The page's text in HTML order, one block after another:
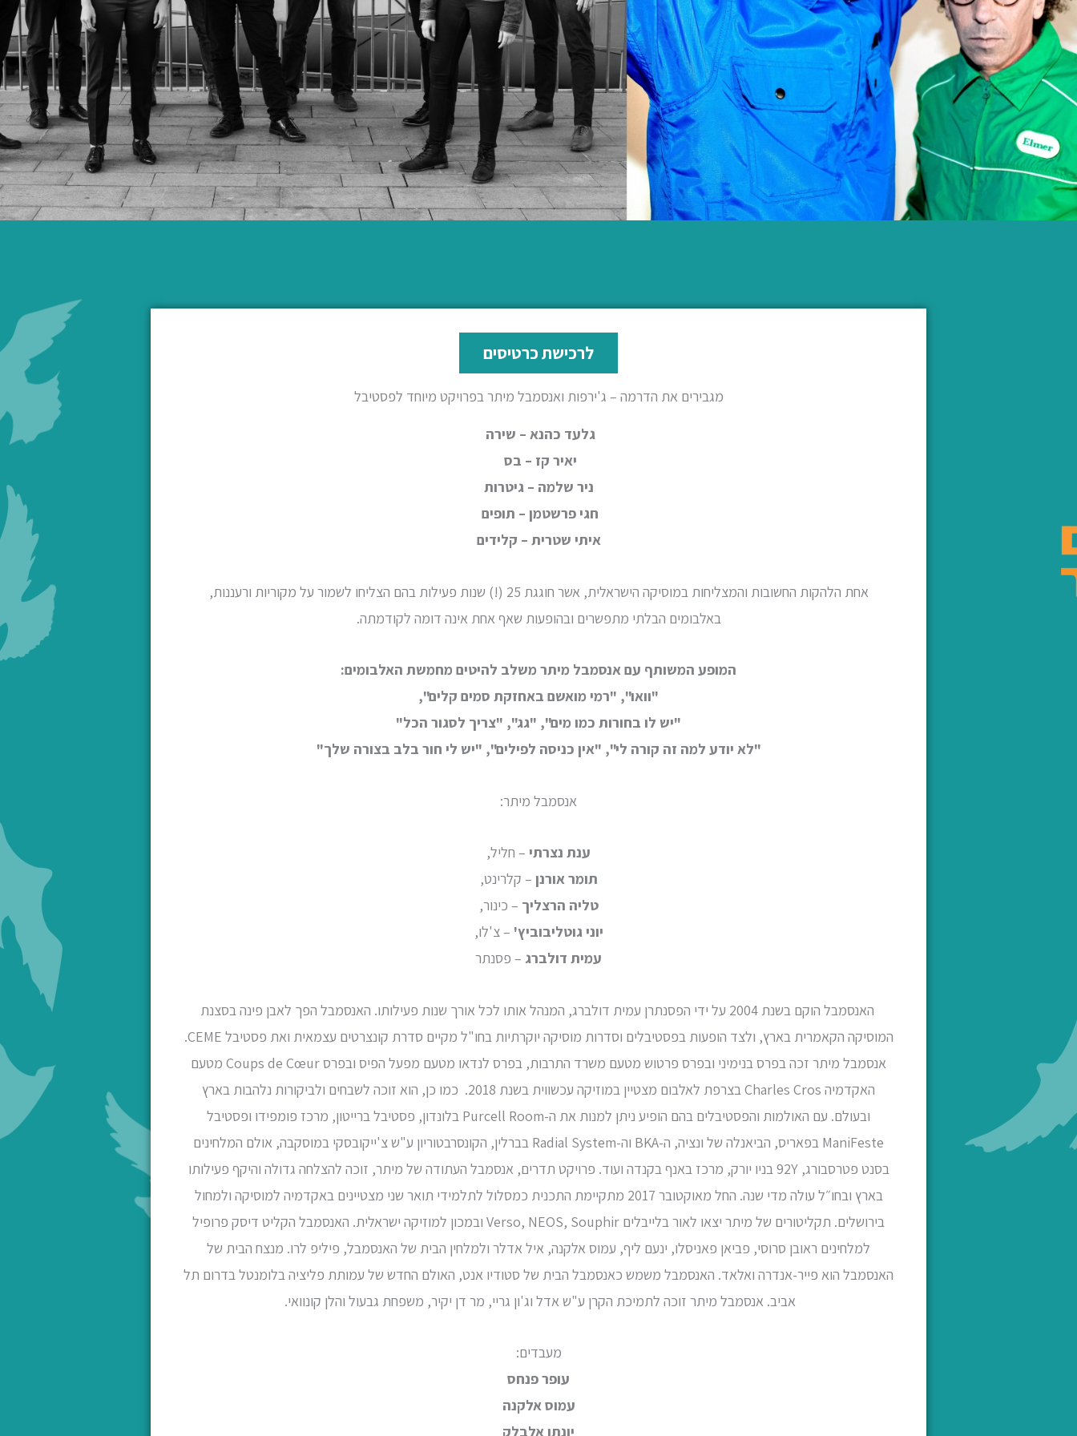
לרכישת כרטיסים
מגבירים את הדרמה – ג'ירפות ואנסמבל מיתר בפרויקט מיוחד לפסטיבל
גלעד כהנא – שירה
יאיר קז – בס
ניר שלמה – גיטרות
חגי פרשטמן – תופים
איתי שטרית – קלידים
אחת הלהקות החשובות והמצליחות במוסיקה הישראלית, אשר חוגגת 25 (!) שנות פעילות
בהם הצליחו לשמור על מקוריות ורעננות,
באלבומים הבלתי מתפשרים ובהופעות שאף אחת אינה דומה לקודמתה.
המופע המשותף עם אנסמבל מיתר משלב להיטים מחמשת האלבומים:
"וואו", "רמי מואשם באחזקת סמים קלים",
"יש לו בחורות כמו מים", "גג", "צריך לסגור הכל"
"לא יודע למה זה קורה לי", "אין כניסה לפילים", "יש לי חור בלב בצורה שלך"
אנסמבל מיתר:
ענת נצרתי – חליל,
תומר אורנן – קלרינט,
טליה הרצליך – כינור,
יוני גוטליבוביץ' – צ'לו,
עמית דולברג – פסנתר
האנסמבל הוקם בשנת 2004 על ידי הפסנתרן עמית דולברג, המנהל אותו לכל אורך שנות פעילותו. האנסמבל הפך לאבן פינה בסצנת
המוסיקה הקאמרית בארץ, ולצד הופעות בפסטיבלים וסדרות מוסיקה יוקרתיות בחו"ל מקיים סדרת קונצרטים עצמאית ואת פסטיבל CEME.
אנסמבל מיתר זכה בפרס בנימיני ובפרס פרטוש מטעם משרד התרבות, בפרס לנדאו מטעם מפעל הפיס ובפרס Coups de Cœur מטעם
האקדמיה Charles Cros בצרפת לאלבום מצטיין במוזיקה עכשווית בשנת 2018. כמו כן, הוא זוכה לשבחים ולביקורות נלהבות בארץ
ובעולם. עם האולמות והפסטיבלים בהם הופיע ניתן למנות את ה-Purcell Room בלונדון, פסטיבל ברייטון, מרכז פומפידו ופסטיבל
ManiFeste בפאריס, הביאנלה של ונציה, ה-BKA וה-Radial System בברלין, הקונסרבטוריון ע"ש צ'ייקובסקי במוסקבה, אולם המלחינים
בסנט פטרסבורג, 92Y בניו יורק, מרכז באנף בקנדה ועוד. פרויקט תדרים, אנסמבל העתודה של מיתר, זוכה להצלחה גדולה והיקף פעילותו
בארץ ובחו״ל עולה מדי שנה. החל מאוקטובר 2017 מתקיימת התכנית כמסלול לתלמידי תואר שני מצטיינים באקדמיה למוסיקה ולמחול
בירושלים. תקליטורים של מיתר יצאו לאור בלייבלים Verso, NEOS, Souphir ובמכון למוזיקה ישראלית. האנסמבל הקליט דיסק פרופיל
למלחינים ראובן סרוסי, פביאן פאניסלו, ינעם ליף, עמוס אלקנה, איל אדלר ולמלחין הבית של האנסמבל, פיליפ לרו. מנצח הבית של
האנסמבל הוא פייר-אנדרה ואלאד. האנסמבל משמש כאנסמבל הבית של סטודיו אנט, האולם החדש של עמותת פליציה בלומנטל בדרום תל
אביב. אנסמבל מיתר זוכה לתמיכת הקרן ע"ש אדל וג'ון גריי, מר דן יקיר, משפחת גבעול והלן קונוואי.
מעבדים:
עופר פנחס
עמוס אלקנה
יונתן אלבלק